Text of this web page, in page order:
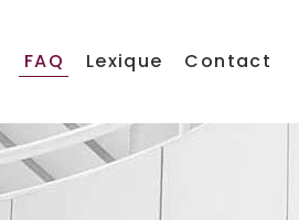
FAQ Lexique Contact